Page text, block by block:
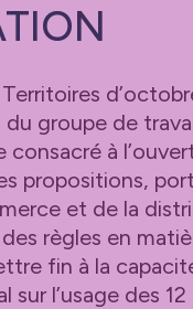
groupe de
à
propositions,
et de la
règles en
fin à la
sur l’usage des 12